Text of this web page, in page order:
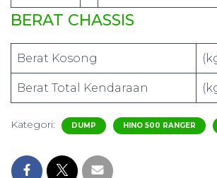
BERAT CHASSIS
Berat Kosong
Berat Total Kendaraan
Kategori: DUMP HINO 500 RANGER